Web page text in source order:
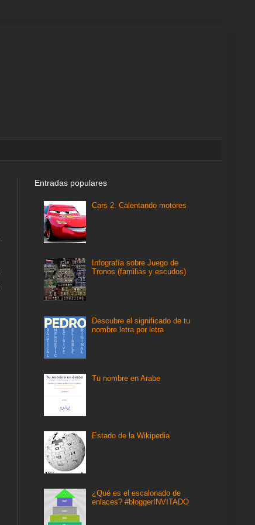
Entradas populares
Cars 2. Calentando motores
Infografía sobre Juego de
Tronos (familias y escudos)
Descubre el significado de tu
nombre letra por letra
Tu nombre en Arabe
Estado de la Wikipedia
¿Qué es el escalonado de
enlaces? #bloggerINVITADO